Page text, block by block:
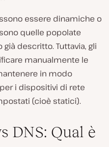
essere dinamiche o
quelle popolate
descritto. Tuttavia, gli
manualmente le
in modo
i dispositivi di rete
(cioè statici).
DNS: Qual è